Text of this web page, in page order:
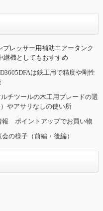
レッサー用補助エアータンク
機としてもおすすめ
は鉄工用で精度や剛性
チツールの木工用ブレードの選
やアサリなしの使い所
報 ポイントアップでお買い物
の様子（前編・後編）